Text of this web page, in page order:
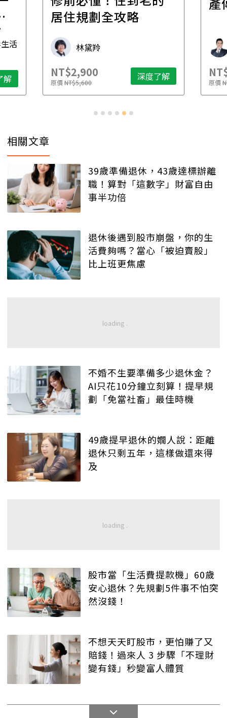
活
解
居住規劃全攻略
林黛羚
NT$2,900
原價NT$5,600 深度了解 原價
相關文章
39歲準備退休，43歲達標辦離
職！算對「這數字」財富自由
事半功倍
退休後遇到股市崩盤，你的生
活費夠嗎？當心「被迫賣股」
比上班更焦慮
不婚不生要準備多少退休金？
AI只花10分鐘立刻算！提早規
劃「免當社畜」最佳時機
49歲提早退休的嫺人說：距離
退休只剩五年，這樣做還來得
及
股市當「生活費提款機」60歲
安心退休？先規劃5件事不怕突
然沒錢！
不想天天盯股市，更怕賺了又
賠錢！過來人 3 步驟「不理財
變有錢」秒變富人體質